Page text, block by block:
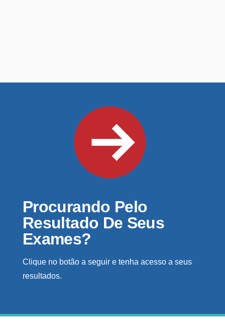
Procurando Pelo
Resultado De Seus
Exames?
Clique no botão a seguir e tenha acesso a seus
resultados.